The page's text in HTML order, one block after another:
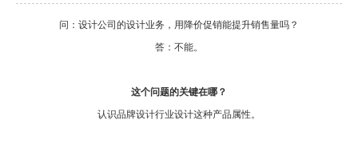
问：设计公司的设计业务，用降价促销能提升销售量吗？
答：不能。
这个问题的关键在哪？
认识品牌设计行业设计这种产品属性。